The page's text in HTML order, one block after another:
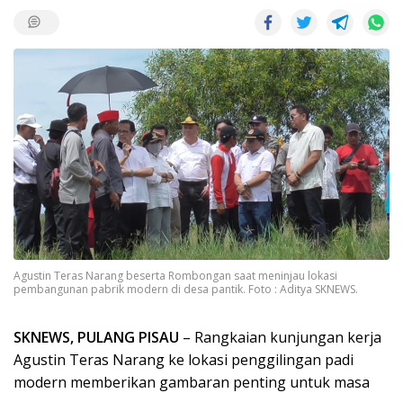
Agustin Teras Narang beserta Rombongan saat meninjau lokasi
pembangunan pabrik modern di desa pantik. Foto : Aditya SKNEWS.
SKNEWS, PULANG PISAU – Rangkaian kunjungan kerja
Agustin Teras Narang ke lokasi penggilingan padi
modern memberikan gambaran penting untuk masa